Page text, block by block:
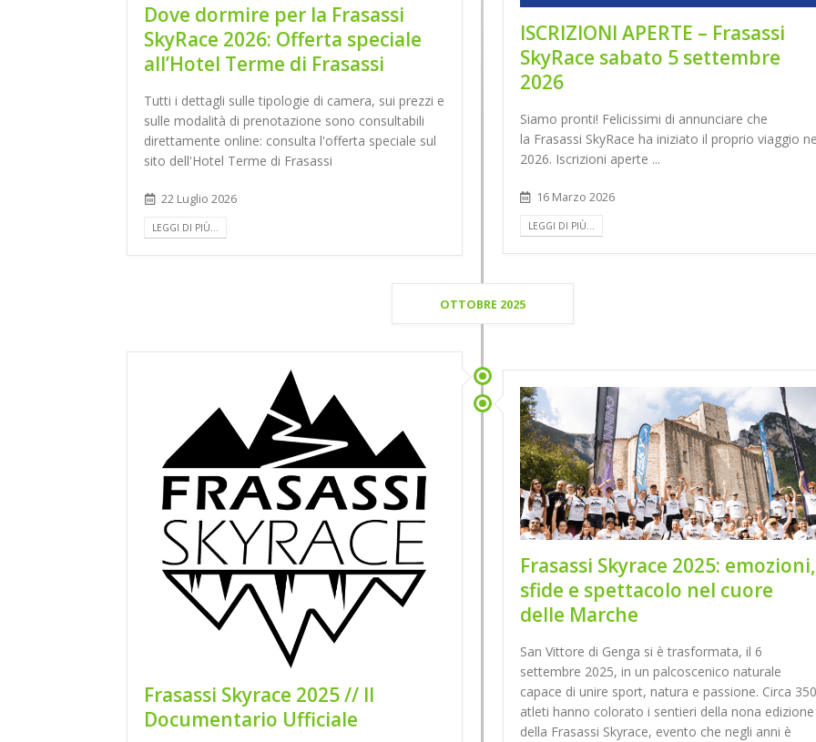
Dove dormire per la Frasassi
SkyRace 2026: Offerta speciale
all’Hotel Terme di Frasassi
Tutti i dettagli sulle tipologie di camera, sui prezzi e
sulle modalità di prenotazione sono consultabili
direttamente online: consulta l'offerta speciale sul
sito dell'Hotel Terme di Frasassi
22 Luglio 2026
LEGGI DI PIÙ...
ISCRIZIONI APERTE – Frasassi
SkyRace sabato 5 settembre
2026
Siamo pronti! Felicissimi di annunciare che
la Frasassi SkyRace ha iniziato il proprio viaggio
2026. Iscrizioni aperte ...
16 Marzo 2026
LEGGI DI PIÙ...
OTTOBRE 2025
Frasassi Skyrace 2025 // Il
Documentario Ufficiale
Frasassi Skyrace 2025: emozioni,
sfide e spettacolo nel cuore
delle Marche
San Vittore di Genga si è trasformata, il 6
settembre 2025, in un palcoscenico naturale
capace di unire sport, natura e passione. Circa 350
atleti hanno colorato i sentieri della nona edizione
della Frasassi Skyrace, evento che negli anni è